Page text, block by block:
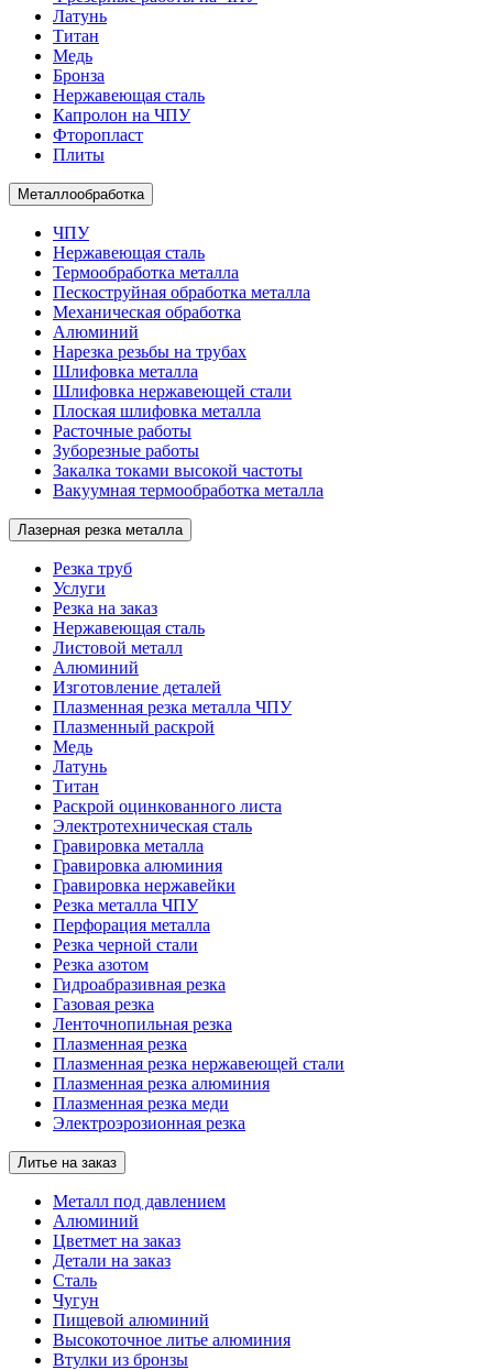
Латунь
Титан
Медь
Бронза
Нержавеющая сталь
Капролон на ЧПУ
Фторопласт
Плиты
Металлообработка
ЧПУ
Нержавеющая сталь
Термообработка металла
Пескоструйная обработка металла
Механическая обработка
Алюминий
Нарезка резьбы на трубах
Шлифовка металла
Шлифовка нержавеющей стали
Плоская шлифовка металла
Расточные работы
Зуборезные работы
Закалка токами высокой частоты
Вакуумная термообработка металла
Лазерная резка металла
Резка труб
Услуги
Резка на заказ
Нержавеющая сталь
Листовой металл
Алюминий
Изготовление деталей
Плазменная резка металла ЧПУ
Плазменный раскрой
Медь
Латунь
Титан
Раскрой оцинкованного листа
Электротехническая сталь
Гравировка металла
Гравировка алюминия
Гравировка нержавейки
Резка металла ЧПУ
Перфорация металла
Резка черной стали
Резка азотом
Гидроабразивная резка
Газовая резка
Ленточнопильная резка
Плазменная резка
Плазменная резка нержавеющей стали
Плазменная резка алюминия
Плазменная резка меди
Электроэрозионная резка
Литье на заказ
Металл под давлением
Алюминий
Цветмет на заказ
Детали на заказ
Сталь
Чугун
Пищевой алюминий
Высокоточное литье алюминия
Втулки из бронзы